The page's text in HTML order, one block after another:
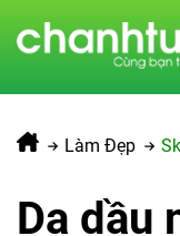
Làm Đẹp
Da dầu